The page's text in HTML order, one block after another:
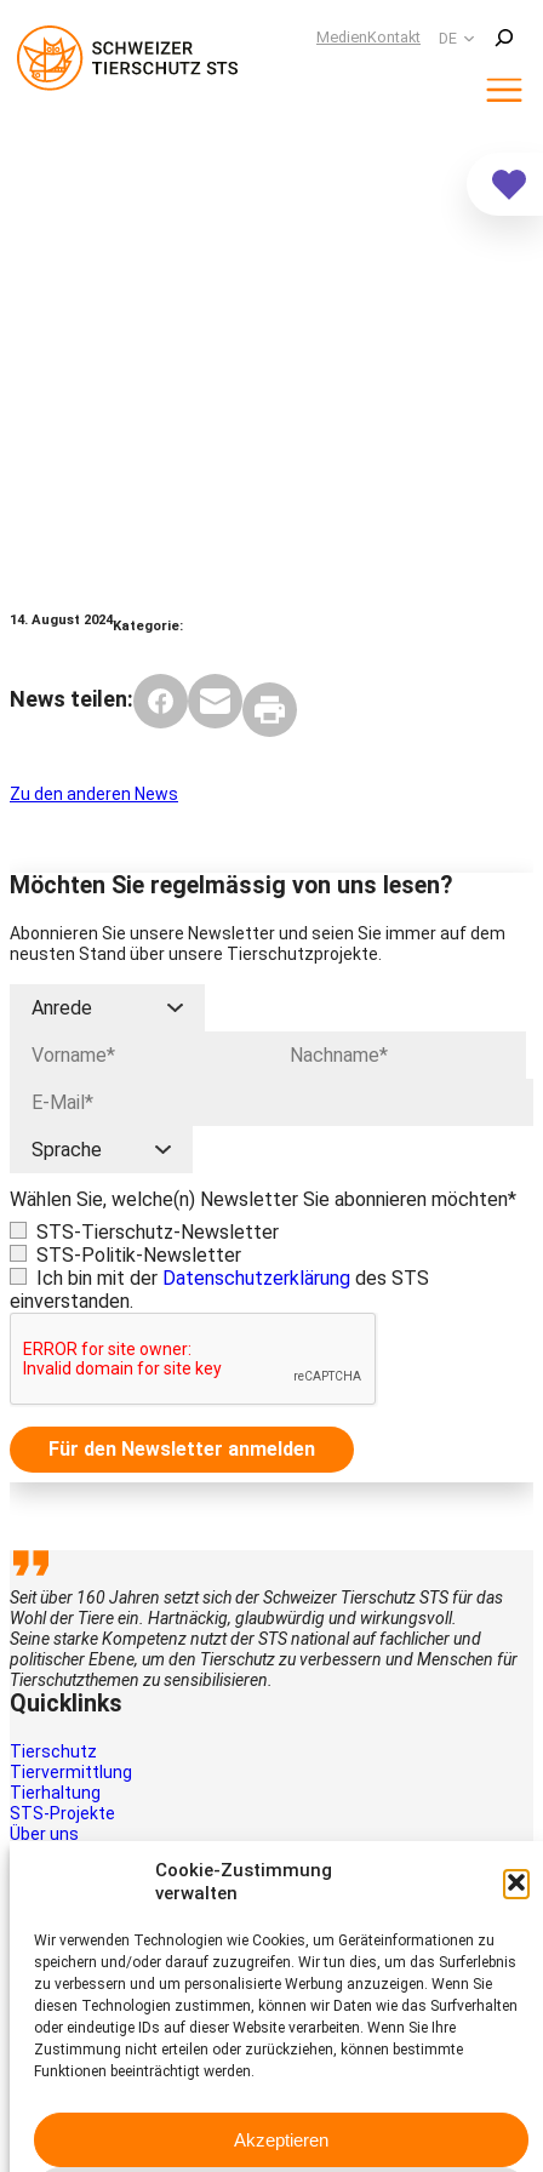
Cookie-Zustimmung
verwalten
Wir verwenden Technologien wie Cookies, um Geräteinformationen zu
speichern und/oder darauf zuzugreifen. Wir tun dies, um das Surferlebnis
zu verbessern und um personalisierte Werbung anzuzeigen. Wenn Sie
diesen Technologien zustimmen, können wir Daten wie das Surfverhalten
oder eindeutige IDs auf dieser Website verarbeiten. Wenn Sie Ihre
Zustimmung nicht erteilen oder zurückziehen, können bestimmte
Funktionen beeinträchtigt werden.
Akzeptieren
MedienKontakt DE
Suchen
14. August 2024Kategorie:
News teilen:
Zu den anderen News
Möchten Sie regelmässig von uns lesen?
Abonnieren Sie unsere Newsletter und seien Sie immer auf dem
neusten Stand über unsere Tierschutzprojekte.
Wählen Sie, welche(n) Newsletter Sie abonnieren möchten*
STS-Tierschutz-Newsletter
STS-Politik-Newsletter
Ich bin mit der Datenschutzerklärung des STS
einverstanden.
Für den Newsletter anmelden
Seit über 160 Jahren setzt sich der Schweizer Tierschutz STS für das
Wohl der Tiere ein. Hartnäckig, glaubwürdig und wirkungsvoll.
Seine starke Kompetenz nutzt der STS national auf fachlicher und
politischer Ebene, um den Tierschutz zu verbessern und Menschen für
Tierschutzthemen zu sensibilisieren.
Quicklinks
Tierschutz
Tiervermittlung
Tierhaltung
STS-Projekte
Über uns
Tiere brauchen Hilfe – auch Ihre.
Unterstützen Sie die Arbeit des
Schweizer Tierschutz STS.
Jetzt spenden
Schweizer Tierschutz STS
CH-4053 Basel